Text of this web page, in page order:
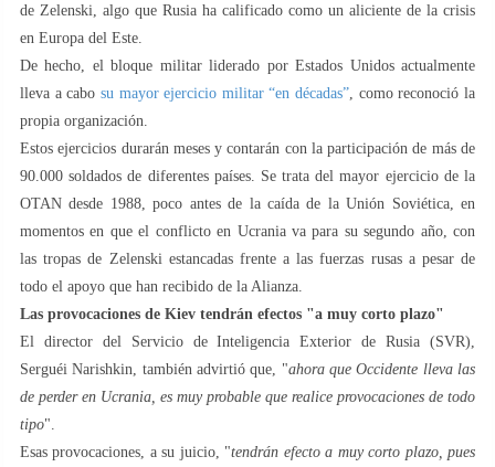
de Zelenski, algo que Rusia ha calificado como un aliciente de la crisis
en Europa del Este.
De hecho, el bloque militar liderado por Estados Unidos actualmente
lleva a cabo su mayor ejercicio militar “en décadas” , como reconoció la
propia organización.
Estos ejercicios durarán meses y contarán con la participación de más de
90.000 soldados de diferentes países. Se trata del mayor ejercicio de la
OTAN desde 1988, poco antes de la caída de la Unión Soviética, en
momentos en que el conflicto en Ucrania va para su segundo año, con
las tropas de Zelenski estancadas frente a las fuerzas rusas a pesar de
todo el apoyo que han recibido de la Alianza.
Las provocaciones de Kiev tendrán efectos "a muy corto plazo"
El director del Servicio de Inteligencia Exterior de Rusia (SVR),
Serguéi Narishkin, también advirtió que, "ahora que Occidente lleva las
de perder en Ucrania, es muy probable que realice provocaciones de todo
tipo".
Esas provocaciones, a su juicio, "tendrán efecto a muy corto plazo, pues